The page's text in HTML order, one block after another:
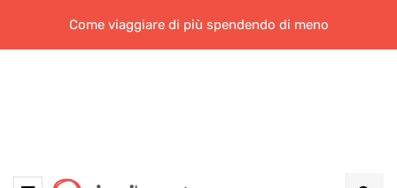
Come viaggiare di più spendendo di meno